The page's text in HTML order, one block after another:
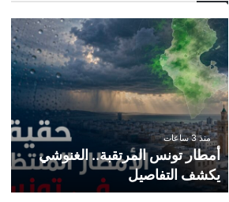
م
ا
ر
ت
و
س
ا
ل
منذ 3 ساعات
أمطار تونس المرتقبة.. الغنوشي
يكشف التفاصيل